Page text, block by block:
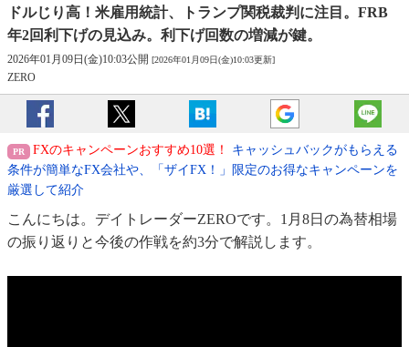
ドルじり高！米雇用統計、トランプ関税裁判に注目。 FRB
年2回利下げの見込み。利下げ回数の増減が鍵。
2026年01月09日(金)10:03公開 [2026年01月09日(金)10:03更新]
ZERO
FXのキャンペーンおすすめ10選！
キャッシュバックがもらえる
条件が簡単なFX会社や、「ザイFX！」限定のお得なキャンペーンを
厳選して紹介
こんにちは。デイトレーダーZEROです。1月8日の為替相場
の振り返りと今後の作戦を約3分で解説します。